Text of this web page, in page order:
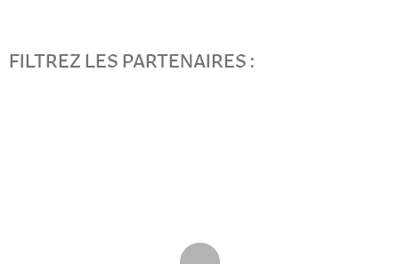
FILTREZ LES PARTENAIRES :